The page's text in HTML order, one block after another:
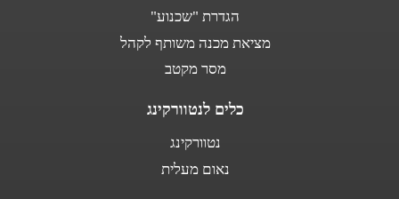
הגדרת "שכנוע"
מציאת מכנה משותף לקהל
מסר מקטב
כלים לנטוורקינג
נטוורקינג
נאום מעלית